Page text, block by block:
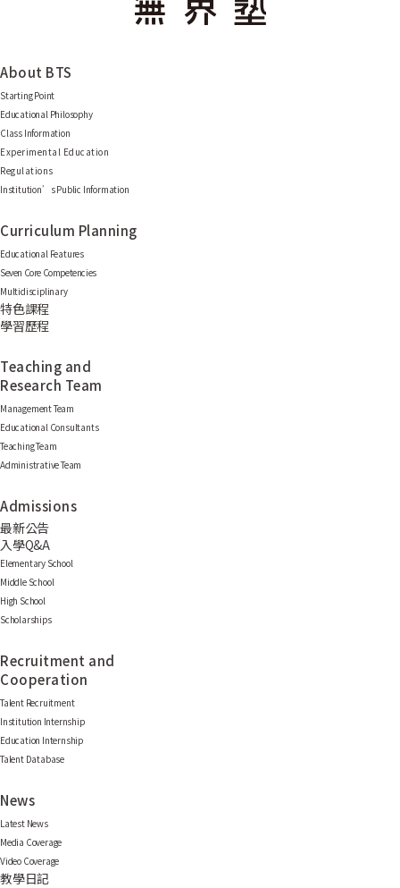
About BTS
Starting Point
Educational Philosophy
Class Information
Experimental Education
Regulations
Institution’s Public Information
Curriculum Planning
Educational Features
Seven Core Competencies
Multidisciplinary
特色課程
學習歷程
Teaching and
Research Team
Management Team
Educational Consultants
Teaching Team
Administrative Team
Admissions
最新公告
入學Q&A
Elementary School
Middle School
High School
Scholarships
Recruitment and
Cooperation
Talent Recruitment
Institution Internship
Education Internship
Talent Database
News
Latest News
Media Coverage
Video Coverage
教學日記